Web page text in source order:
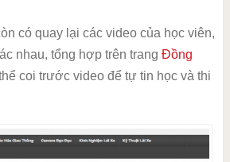
có quay lại các video của học viên,
nhau, tổng hợp trên trang Đồng
coi trước video để tự tin học và thi